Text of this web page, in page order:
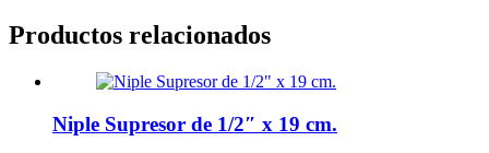
Productos relacionados
Niple Supresor de 1/2″ x 19 cm.